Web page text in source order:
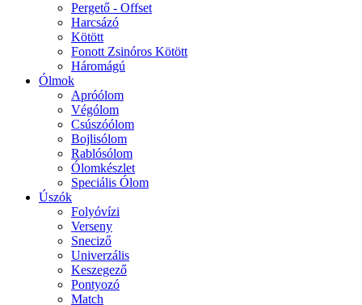
Pergető - Offset
Harcsázó
Kötött
Fonott Zsinóros Kötött
Háromágú
Ólmok
Apróólom
Végólom
Csúszóólom
Bojlisólom
Rablósólom
Ólomkészlet
Speciális Ólom
Úszók
Folyóvízi
Verseny
Sneciző
Univerzális
Keszegező
Pontyozó
Match